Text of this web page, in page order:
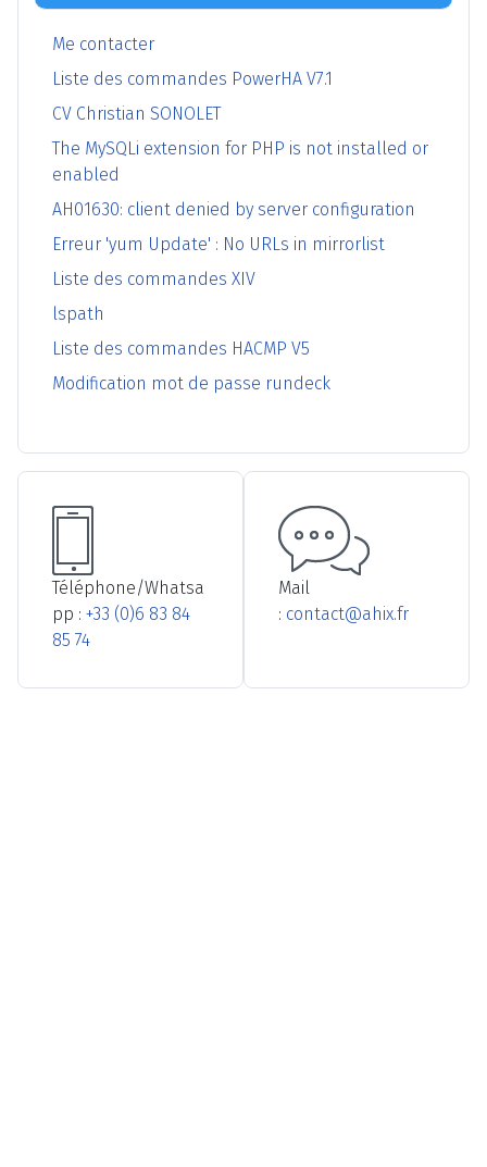
Me contacter
Liste des commandes PowerHA V7.1
CV Christian SONOLET
The MySQLi extension for PHP is not installed or
enabled
AH01630: client denied by server configuration
Erreur 'yum Update' : No URLs in mirrorlist
Liste des commandes XIV
lspath
Liste des commandes HACMP V5
Modification mot de passe rundeck
Téléphone/Whatsa
pp : +33 (0)6 83 84
85 74
Mail
: contact@ahix.fr